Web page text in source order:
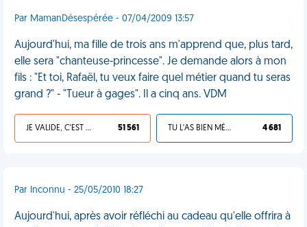
Par MamanDésespérée - 07/04/2009 13:57
Aujourd'hui, ma fille de trois ans m'apprend que, plus tard,
elle sera "chanteuse-princesse". Je demande alors à mon
fils : "Et toi, Rafaël, tu veux faire quel métier quand tu seras
grand ?" - "Tueur à gages". Il a cinq ans. VDM
JE VALIDE, C'EST UNE VDM 51 561 TU L'AS BIEN MÉRITÉ 4 681
Par Inconnu - 25/05/2010 18:27
Aujourd'hui, après avoir réfléchi au cadeau qu'elle offrira à